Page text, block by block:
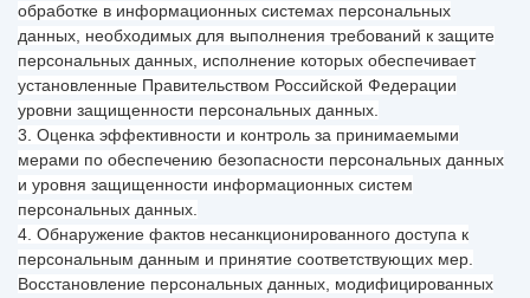
обработке в информационных системах персональных
данных, необходимых для выполнения требований к защите
персональных данных, исполнение которых обеспечивает
установленные Правительством Российской Федерации
уровни защищенности персональных данных.
3. Оценка эффективности и контроль за принимаемыми
мерами по обеспечению безопасности персональных данных
и уровня защищенности информационных систем
персональных данных.
4. Обнаружение фактов несанкционированного доступа к
персональным данным и принятие соответствующих мер.
Восстановление персональных данных, модифицированных